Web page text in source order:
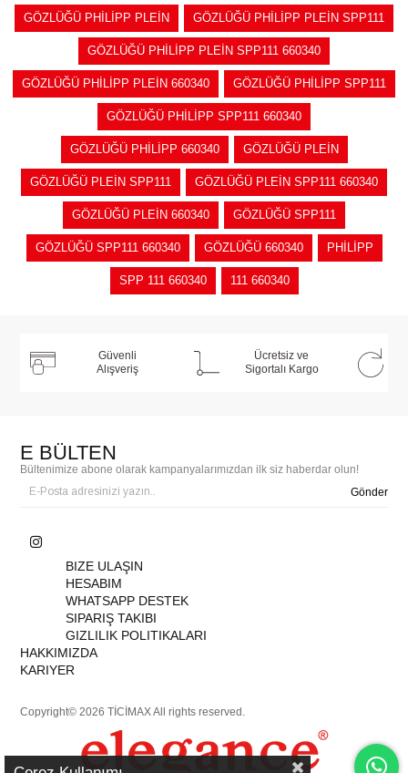
GÖZLÜĞÜ PHİLİPP PLEİN GÖZLÜĞÜ PHİLİPP PLEİN SPP111
GÖZLÜĞÜ PHİLİPP PLEİN SPP111 660340
GÖZLÜĞÜ PHİLİPP PLEİN 660340 GÖZLÜĞÜ PHİLİPP SPP111
GÖZLÜĞÜ PHİLİPP SPP111 660340
GÖZLÜĞÜ PHİLİPP 660340 GÖZLÜĞÜ PLEİN
GÖZLÜĞÜ PLEİN SPP111 GÖZLÜĞÜ PLEİN SPP111 660340
GÖZLÜĞÜ PLEİN 660340 GÖZLÜĞÜ SPP111
GÖZLÜĞÜ SPP111 660340 GÖZLÜĞÜ 660340 PHİLİPP
SPP 111 660340 111 660340
Güvenli
Alışveriş
Ücretsiz ve
Sigortalı Kargo
E BÜLTEN
Bültenimize abone olarak kampanyalarımızdan ilk siz haberdar olun!
Gönder
BIZE ULAŞIN
HESABIM
WHATSAPP DESTEK
SIPARIŞ TAKIBI
GIZLILIK POLITIKALARI
HAKKIMIZDA
KARIYER
Copyright© 2026 TİCİMAX All rights reserved.